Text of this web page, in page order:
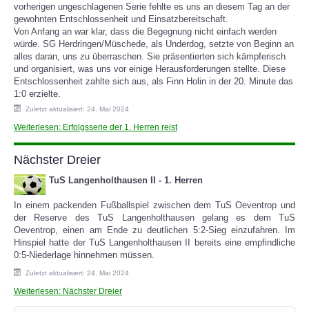
vorherigen ungeschlagenen Serie fehlte es uns an diesem Tag an der
gewohnten Entschlossenheit und Einsatzbereitschaft.
Von Anfang an war klar, dass die Begegnung nicht einfach werden
würde. SG Herdringen/Müschede, als Underdog, setzte von Beginn an
alles daran, uns zu überraschen. Sie präsentierten sich kämpferisch
und organisiert, was uns vor einige Herausforderungen stellte. Diese
Entschlossenheit zahlte sich aus, als Finn Holin in der 20. Minute das
1:0 erzielte.
Zuletzt aktualisiert: 24. Mai 2024
Weiterlesen: Erfolgsserie der 1. Herren reist
Nächster Dreier
TuS Langenholthausen II - 1. Herren
In einem packenden Fußballspiel zwischen dem TuS Oeventrop und
der Reserve des TuS Langenholthausen gelang es dem TuS
Oeventrop, einen am Ende zu deutlichen 5:2-Sieg einzufahren. Im
Hinspiel hatte der TuS Langenholthausen II bereits eine empfindliche
0:5-Niederlage hinnehmen müssen.
Zuletzt aktualisiert: 24. Mai 2024
Weiterlesen: Nächster Dreier